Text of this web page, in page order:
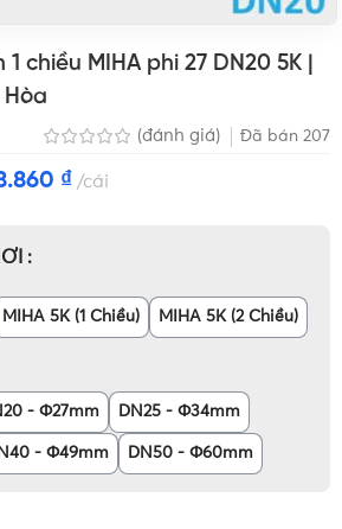
chiều MIHA phi 27 DN20 5K |
(đánh giá) Đã bán 207
₫ cái
MIHA 5K (1 Chiều) MIHA 5K (2 Chiều)
- Φ27mm DN25 - Φ34mm
- Φ49mm DN50 - Φ60mm